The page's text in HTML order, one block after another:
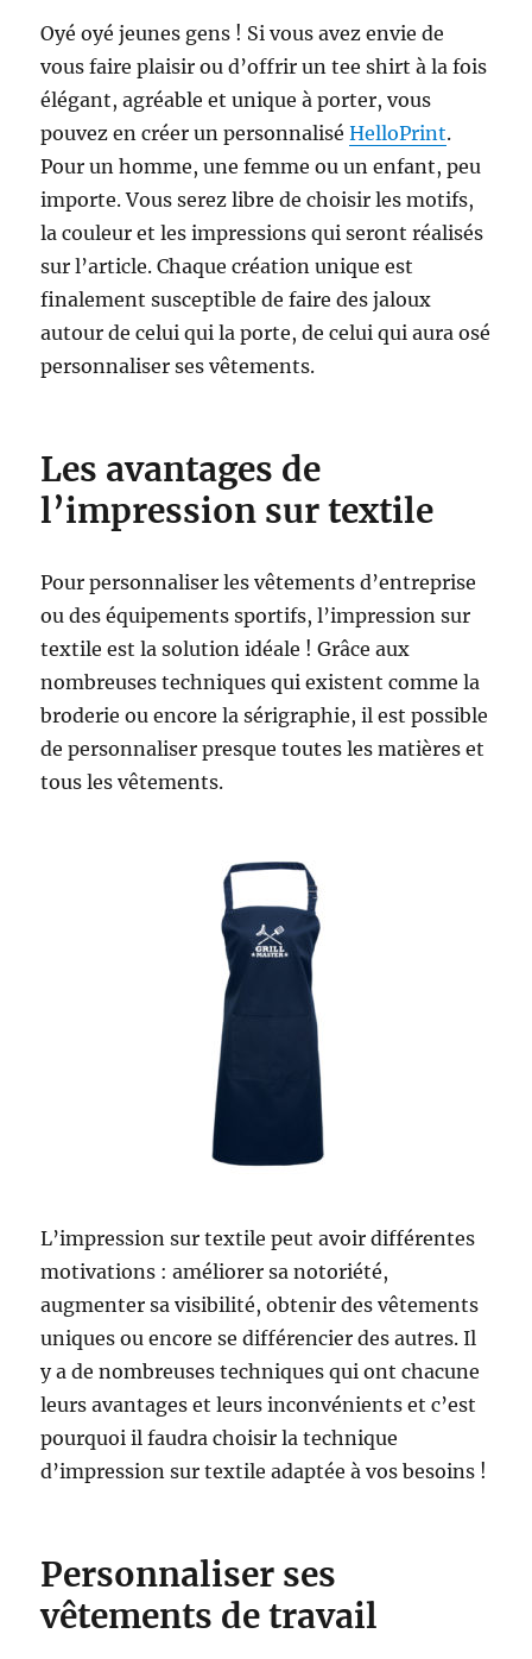
Oyé oyé jeunes gens ! Si vous avez envie de
vous faire plaisir ou d’offrir un tee shirt à la fois
élégant, agréable et unique à porter, vous
pouvez en créer un personnaliséHelloPrint.
Pour un homme, une femme ou un enfant, peu
importe. Vous serez libre de choisir les motifs,
la couleur et les impressions qui seront réalisés
sur l’article. Chaque création unique est
finalement susceptible de faire des jaloux
autour de celui qui la porte, de celui qui aura osé
personnaliser ses vêtements.
Les avantages de
l’impression sur textile
Pour personnaliser les vêtements d’entreprise
ou des équipements sportifs, l’impression sur
textile est la solution idéale ! Grâce aux
nombreuses techniques qui existent comme la
broderie ou encore la sérigraphie, il est possible
de personnaliser presque toutes les matières et
tous les vêtements.
L’impression sur textile peut avoir différentes
motivations : améliorer sa notoriété,
augmenter sa visibilité, obtenir des vêtements
uniques ou encore se différencier des autres. Il
y a de nombreuses techniques qui ont chacune
leurs avantages et leurs inconvénients et c’est
pourquoi il faudra choisir la technique
d’impression sur textile adaptée à vos besoins !
Personnaliser ses
vêtements de travail